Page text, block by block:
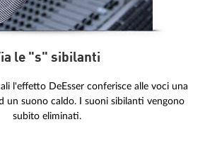
le "s" sibilanti
l'effetto DeEsser conferisce alle voci una
un suono caldo. I suoni sibilanti vengono
subito eliminati.